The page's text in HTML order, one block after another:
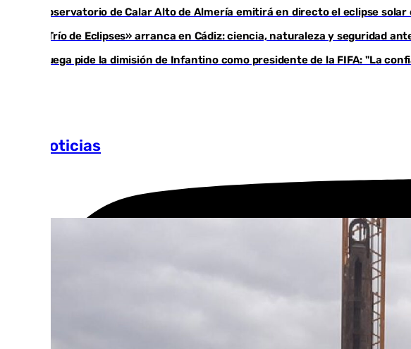
El observatorio de Calar Alto de Almería emitirá en directo el eclipse solar
El «Trío de Eclipses» arranca en Cádiz: ciencia, naturaleza y seguridad
Noruega pide la dimisión de Infantino como presidente de la FIFA: "La
Más noticias